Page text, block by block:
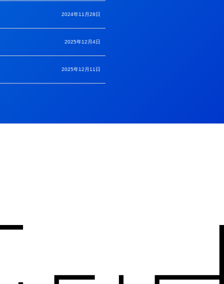
2024年11月28日
2025年12月4日
2025年12月11日